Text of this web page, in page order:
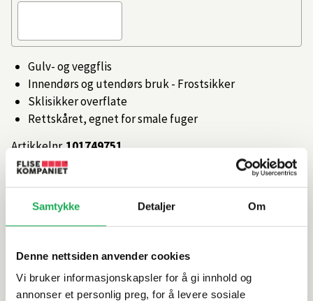
Samtykke Detaljer Om
Denne nettsiden anvender cookies
Vi bruker informasjonskapsler for å gi innhold og
annonser et personlig preg, for å levere sosiale
Gulv- og veggflis
Innendørs og utendørs bruk - Frostsikker
Sklisikker overflate
Rettskåret, egnet for smale fuger
Artikkelnr.101749751
Produktinformasjon
Rengjøring og vedlikehold